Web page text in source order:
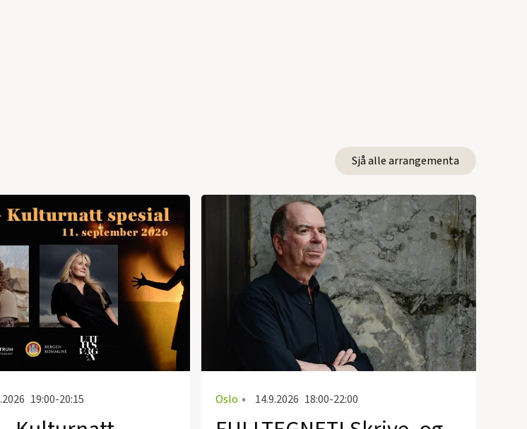
Sjå alle arrangementa
19:00-20:15 Oslo • 14.9.2026 18:00-22:00